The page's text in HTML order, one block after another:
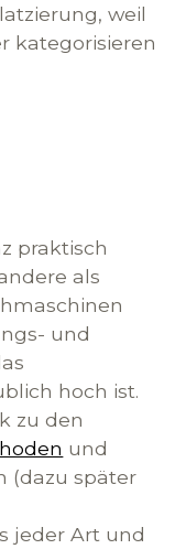
weil
kategorisieren
praktisch
als
und
hoch ist.
zu den
und
(dazu später
jeder Art und